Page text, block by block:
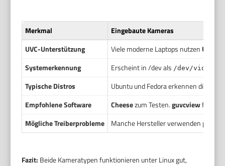
Merkmal
Eingebaute Kameras
UVC-Unterstützung
Viele moderne Laptops nutzen UVC
Systemerkennung
Erscheint in /dev als /dev/video0
Typische Distros
Ubuntu und Fedora erkennen die
Empfohlene Software
Cheesezum Testen.guvcviewfür
Mögliche Treiberprobleme
Manche Hersteller verwenden
Fazit: Beide Kameratypen funktionieren unter Linux gut,